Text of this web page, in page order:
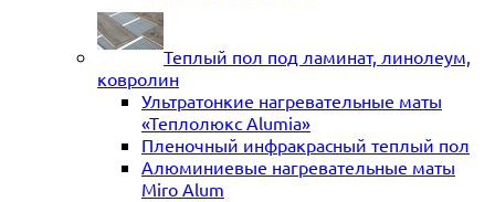
Теплый пол под ламинат, линолеум,
ковролин
Ультратонкие нагревательные маты
«Теплолюкс Alumia»
Пленочный инфракрасный теплый пол
Алюминиевые нагревательные маты
Miro Alum